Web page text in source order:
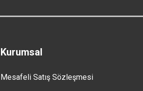
Kurumsal
Mesafeli Satış Sözleşmesi